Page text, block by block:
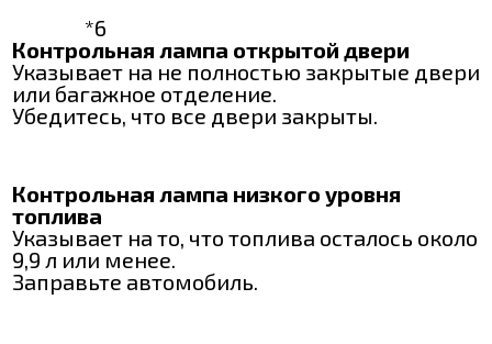
*6
Контрольная лампа открытой двери
Указывает на не полностью закрытые двери
или багажное отделение.
Убедитесь, что все двери закрыты.
Контрольная лампа низкого уровня
топлива
Указывает на то, что топлива осталось около
9,9 л или менее.
Заправьте автомобиль.